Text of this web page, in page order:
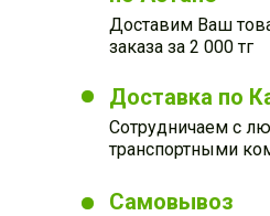
Доставим Ваш
заказа за 2 000 тг
Доставка по
Сотрудничаем с
транспортными
Самовывоз